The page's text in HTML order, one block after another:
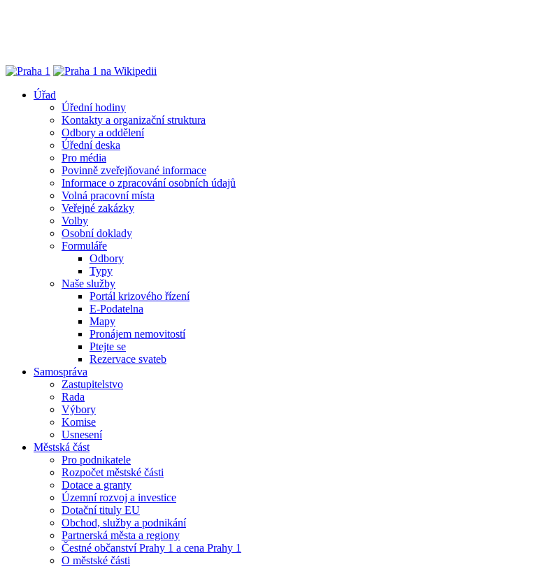
Úřad
Úřední hodiny
Kontakty a organizační struktura
Odbory a oddělení
Úřední deska
Pro média
Povinně zveřejňované informace
Informace o zpracování osobních údajů
Volná pracovní místa
Veřejné zakázky
Volby
Osobní doklady
Formuláře
Odbory
Typy
Naše služby
Portál krizového řízení
E-Podatelna
Mapy
Pronájem nemovitostí
Ptejte se
Rezervace svateb
Samospráva
Zastupitelstvo
Rada
Výbory
Komise
Usnesení
Městská část
Pro podnikatele
Rozpočet městské části
Dotace a granty
Územní rozvoj a investice
Dotační tituly EU
Obchod, služby a podnikání
Partnerská města a regiony
Čestné občanství Prahy 1 a cena Prahy 1
O městské části